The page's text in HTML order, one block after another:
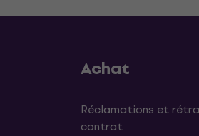
Achat
Réclamations et
contrat